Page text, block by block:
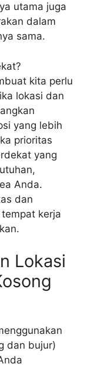
utama juga
dalam
sama.
kita perlu
lokasi dan
yang lebih
prioritas
yang
Anda.
dan
kerja
Lokasi
dan bujur)